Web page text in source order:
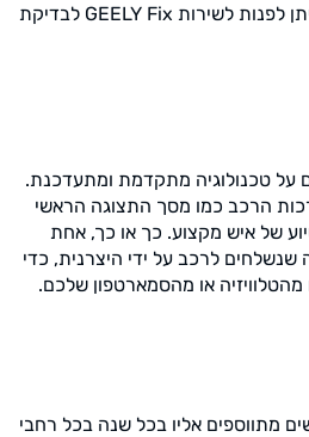
לפנות לשירות GEELY Fix לבדיקת
על טכנולוגיה מתקדמת ומתעדכנת.
הרכב כמו מסך התצוגה הראשי
של איש מקצוע. כך או כך, אחת
לרכב על ידי היצרנית, כדי
או מהסמארטפון שלכם.
מתווספים אליו בכל שנה בכל רחבי